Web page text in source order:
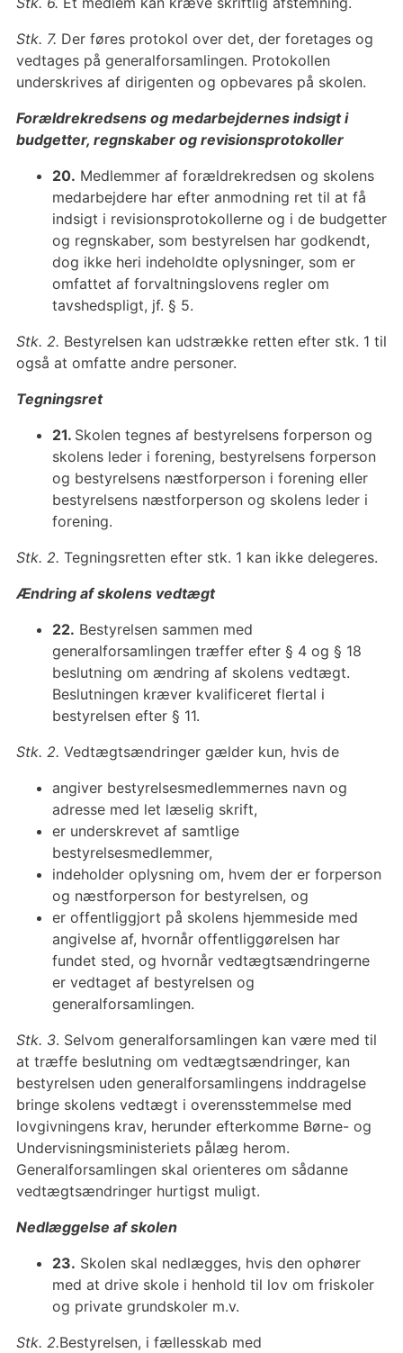
Stk. 7. Der føres protokol over det, der foretages og
vedtages på generalforsamlingen. Protokollen
underskrives af dirigenten og opbevares på skolen.
Forældrekredsens og medarbejdernes indsigt i
budgetter, regnskaber og revisionsprotokoller
20. Medlemmer af forældrekredsen og skolens
medarbejdere har efter anmodning ret til at få
indsigt i revisionsprotokollerne og i de budgetter
og regnskaber, som bestyrelsen har godkendt,
dog ikke heri indeholdte oplysninger, som er
omfattet af forvaltningslovens regler om
tavshedspligt, jf. § 5.
Stk. 2. Bestyrelsen kan udstrække retten efter stk. 1 til
også at omfatte andre personer.
Tegningsret
21. Skolen tegnes af bestyrelsens forperson og
skolens leder i forening, bestyrelsens forperson
og bestyrelsens næstforperson i forening eller
bestyrelsens næstforperson og skolens leder i
forening.
Stk. 2. Tegningsretten efter stk. 1 kan ikke delegeres.
Ændring af skolens vedtægt
22. Bestyrelsen sammen med
generalforsamlingen træffer efter § 4 og § 18
beslutning om ændring af skolens vedtægt.
Beslutningen kræver kvalificeret flertal i
bestyrelsen efter § 11.
Stk. 2. Vedtægtsændringer gælder kun, hvis de
angiver bestyrelsesmedlemmernes navn og
adresse med let læselig skrift,
er underskrevet af samtlige
bestyrelsesmedlemmer,
indeholder oplysning om, hvem der er forperson
og næstforperson for bestyrelsen, og
er offentliggjort på skolens hjemmeside med
angivelse af, hvornår offentliggørelsen har
fundet sted, og hvornår vedtægtsændringerne
er vedtaget af bestyrelsen og
generalforsamlingen.
Stk. 3. Selvom generalforsamlingen kan være med til
at træffe beslutning om vedtægtsændringer, kan
bestyrelsen uden generalforsamlingens inddragelse
bringe skolens vedtægt i overensstemmelse med
lovgivningens krav, herunder efterkomme Børne- og
Undervisningsministeriets pålæg herom.
Generalforsamlingen skal orienteres om sådanne
vedtægtsændringer hurtigst muligt.
Nedlæggelse af skolen
23. Skolen skal nedlægges, hvis den ophører
med at drive skole i henhold til lov om friskoler
og private grundskoler m.v.
Stk. 2.Bestyrelsen, i fællesskab med